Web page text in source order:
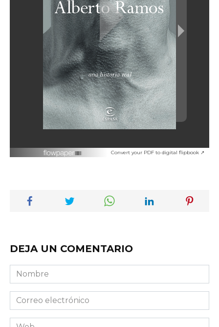
Convert your PDF to digital flipbook ↗
DEJA UN COMENTARIO
Nombre
Correo
electrónico
Web